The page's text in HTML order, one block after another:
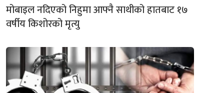
मोबाइल नदिएको निहुमा आफ्नै साथीको हातबाट १७
वर्षीय किशोरको मृत्यु